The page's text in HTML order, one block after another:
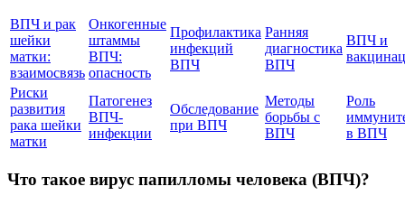
ВПЧ и рак
шейки
матки:
взаимосвязь
Онкогенные
штаммы
ВПЧ:
опасность
Профилактика
инфекций
ВПЧ
Ранняя
диагностика
ВПЧ
ВПЧ и
Риски
развития
рака шейки
матки
Патогенез
ВПЧ-
инфекции
Обследование
при ВПЧ
Методы
борьбы с
ВПЧ
Роль
в ВПЧ
Что такое вирус папилломы человека (ВПЧ)?